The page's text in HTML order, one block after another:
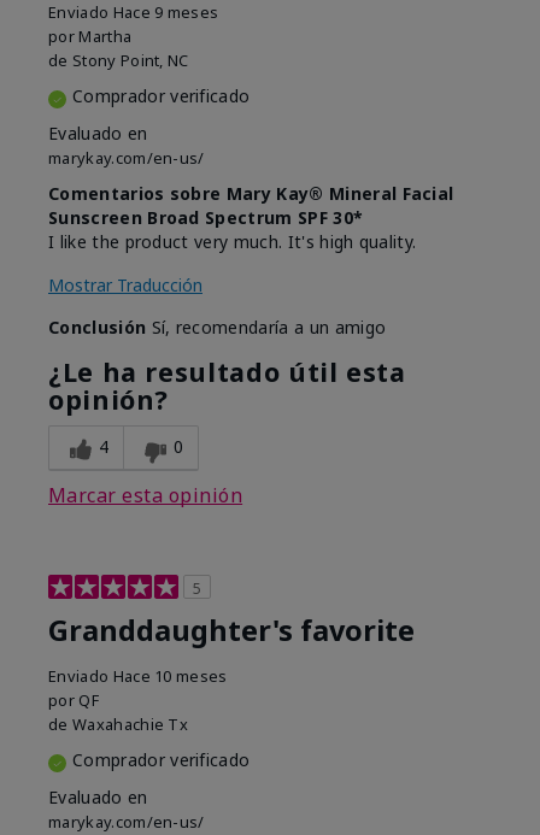
Enviado Hace 9 meses
por Martha
de Stony Point, NC
Comprador verificado
Evaluado en
marykay.com/en-us/
Comentarios sobre Mary Kay® Mineral Facial
Sunscreen Broad Spectrum SPF 30*
I like the product very much. It's high quality.
Mostrar Traducción
Conclusión Sí, recomendaría a un amigo
¿Le ha resultado útil esta
opinión?
4 0
Marcar esta opinión
5
Granddaughter's favorite
Enviado Hace 10 meses
por QF
de Waxahachie Tx
Comprador verificado
Evaluado en
marykay.com/en-us/